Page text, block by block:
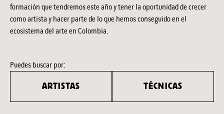
formación que tendremos este año y tener la oportunidad de crecer
como artista y hacer parte de lo que hemos conseguido en el
ecosistema del arte en Colombia.
Puedes buscar por:
ARTISTAS TÉCNICAS